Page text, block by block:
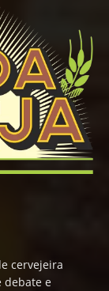
cervejeira
debate e